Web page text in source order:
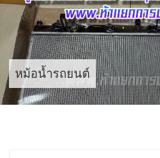
Skip
content
หม้อน้ำรถยนต์